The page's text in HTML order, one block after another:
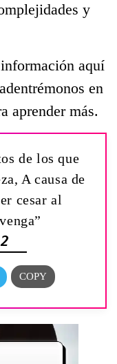
y
aquí
en
aprender más.
de los que
A causa de
cesar al